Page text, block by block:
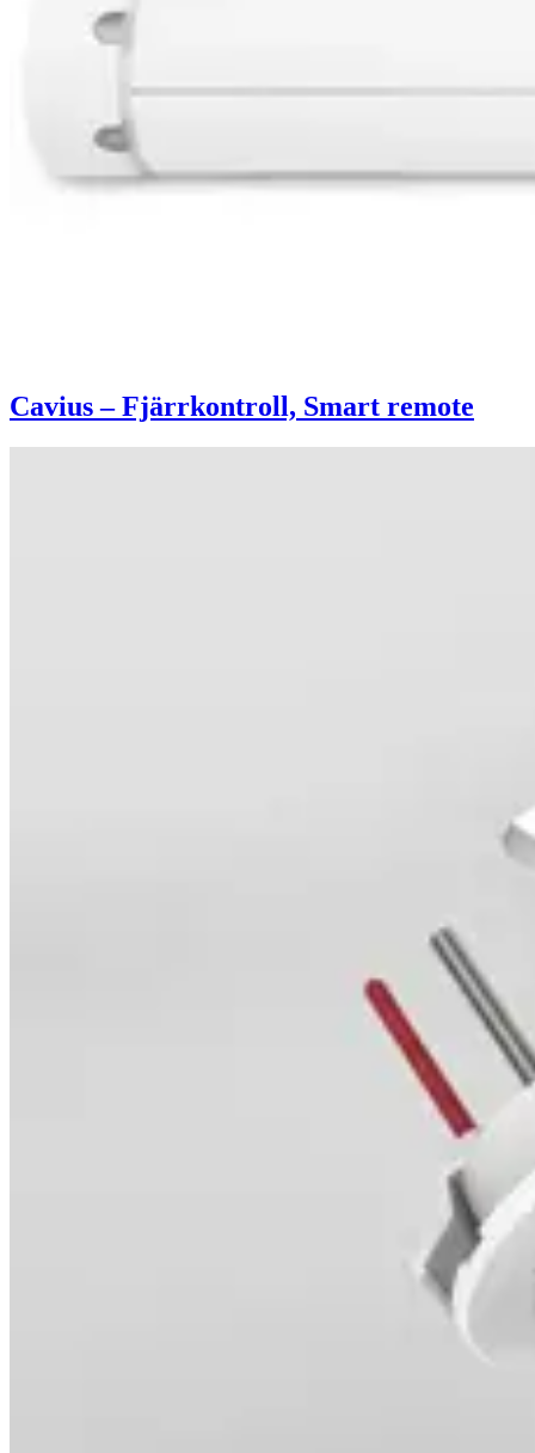
Cavius – Fjärrkontroll, Smart remote